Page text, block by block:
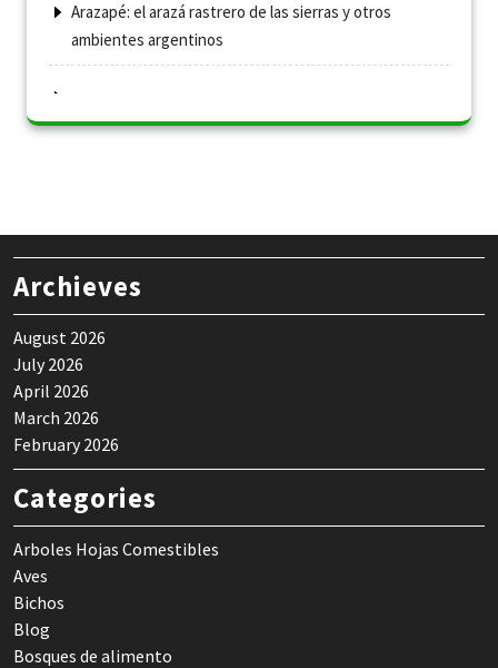
Arazapé: el arazá rastrero de las sierras y otros
ambientes argentinos
Archieves
August 2026
July 2026
April 2026
March 2026
February 2026
Categories
Arboles Hojas Comestibles
Aves
Bichos
Blog
Bosques de alimento